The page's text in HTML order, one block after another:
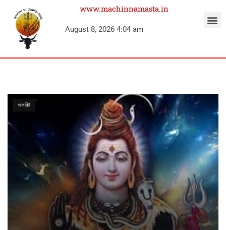
www.machinnamasta.in
August 8, 2026 4:04 am
অফবিট